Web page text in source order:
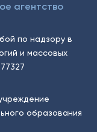
агентство
по надзору в
и массовых
образования